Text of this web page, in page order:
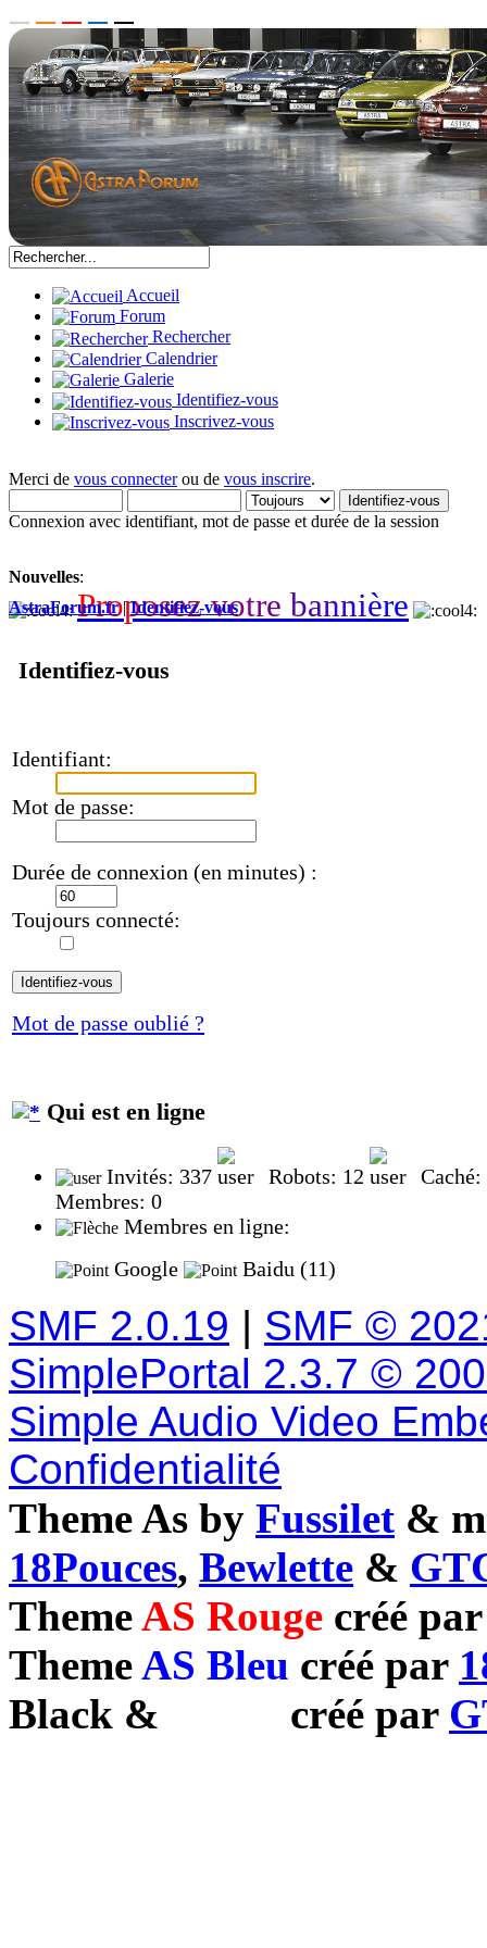
Accueil
Forum
Rechercher
Calendrier
Galerie
Identifiez-vous
Inscrivez-vous
Merci de vous connecterou de vous inscrire.
Connexion avec identifiant, mot de passe et durée de la session
Nouvelles:
Proposez votre bannière
AstraForum.fr|Identifiez-vous
Identifiez-vous
Identifiant:
Mot de passe:
Durée de connexion (en minutes) :
Toujours connecté:
Mot de passe oublié ?
Qui est en ligne
Invités: 337 Robots: 12
Membres: 0
Membres en ligne:
Google
Baidu (11)
SMF 2.0.19 | SMF ©
SimplePortal 2.3.7 ©
Simple Audio Video
Confidentialité
Theme As by Fussilet &
18Pouces, Bewlette &
ThemeAS Rouge créé
ThemeAS Bleu créé par
Black & créé par